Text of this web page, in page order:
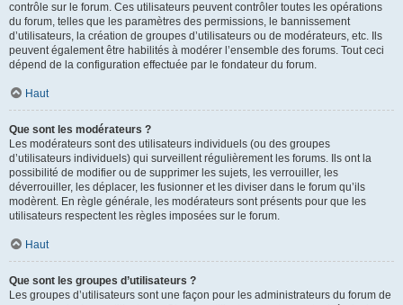
contrôle sur le forum. Ces utilisateurs peuvent contrôler toutes les opérations
du forum, telles que les paramètres des permissions, le bannissement
d’utilisateurs, la création de groupes d’utilisateurs ou de modérateurs, etc. Ils
peuvent également être habilités à modérer l’ensemble des forums. Tout ceci
dépend de la configuration effectuée par le fondateur du forum.
Haut
Que sont les modérateurs ?
Les modérateurs sont des utilisateurs individuels (ou des groupes
d’utilisateurs individuels) qui surveillent régulièrement les forums. Ils ont la
possibilité de modifier ou de supprimer les sujets, les verrouiller, les
déverrouiller, les déplacer, les fusionner et les diviser dans le forum qu’ils
modèrent. En règle générale, les modérateurs sont présents pour que les
utilisateurs respectent les règles imposées sur le forum.
Haut
Que sont les groupes d’utilisateurs ?
Les groupes d’utilisateurs sont une façon pour les administrateurs du forum de